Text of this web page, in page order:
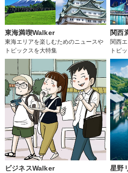
東海満喫Walker
東海エリアを楽しむためのニュースや
トピックスを大特集
関西
関西
トピ
ビジネスWalker 星野